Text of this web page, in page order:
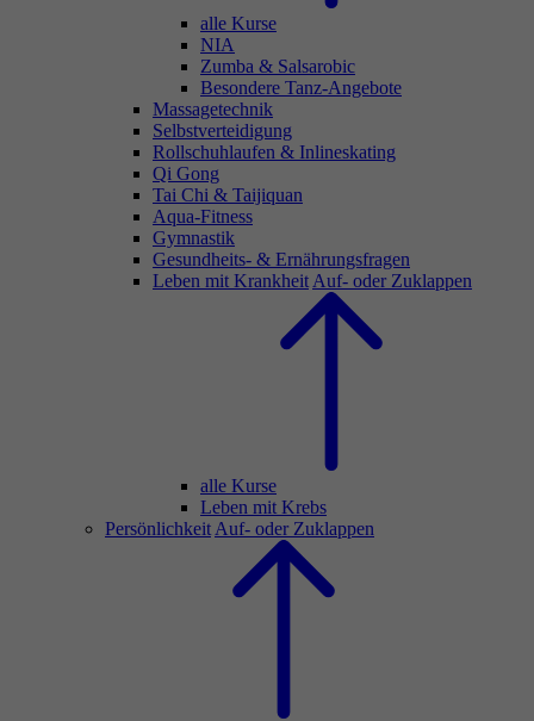
alle Kurse
NIA
Zumba & Salsarobic
Besondere Tanz-Angebote
Massagetechnik
Selbstverteidigung
Rollschuhlaufen & Inlineskating
Qi Gong
Tai Chi & Taijiquan
Aqua-Fitness
Gymnastik
Gesundheits- & Ernährungsfragen
Leben mit Krankheit Auf- oder Zuklappen
alle Kurse
Leben mit Krebs
Persönlichkeit Auf- oder Zuklappen